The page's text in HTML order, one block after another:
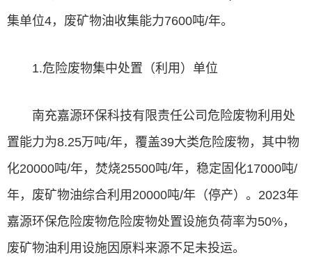
集单位4，废矿物油收集能力7600吨/年。
1.危险废物集中处置（利用）单位
南充嘉源环保科技有限责任公司危险废物利用处
置能力为8.25万吨/年，覆盖39大类危险废物，其中物
化20000吨/年，焚烧25500吨/年，稳定固化17000吨/
年，废矿物油综合利用20000吨/年（停产）。2023年
嘉源环保危险废物危险废物处置设施负荷率为50%，
废矿物油利用设施因原料来源不足未投运。